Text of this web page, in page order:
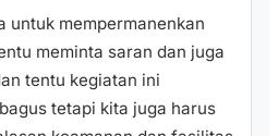
untuk mempermanenkan
meminta saran dan juga
tentu kegiatan ini
tetapi kita juga harus